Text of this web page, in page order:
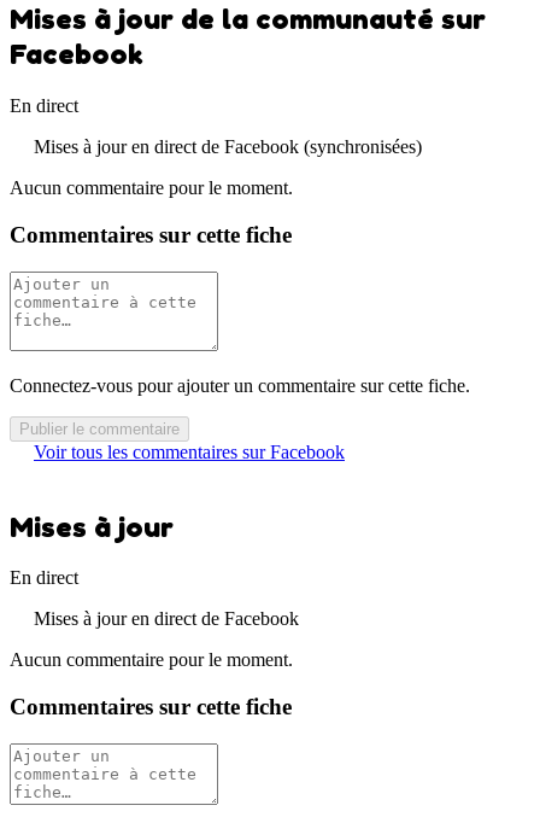
Mises à jour de la communauté sur
Facebook
En direct
Mises à jour en direct de Facebook (synchronisées)
Aucun commentaire pour le moment.
Commentaires sur cette fiche
Connectez-vous pour ajouter un commentaire sur cette fiche.
Publier le commentaire
Voir tous les commentaires sur Facebook
Mises à jour
En direct
Mises à jour en direct de Facebook
Aucun commentaire pour le moment.
Commentaires sur cette fiche